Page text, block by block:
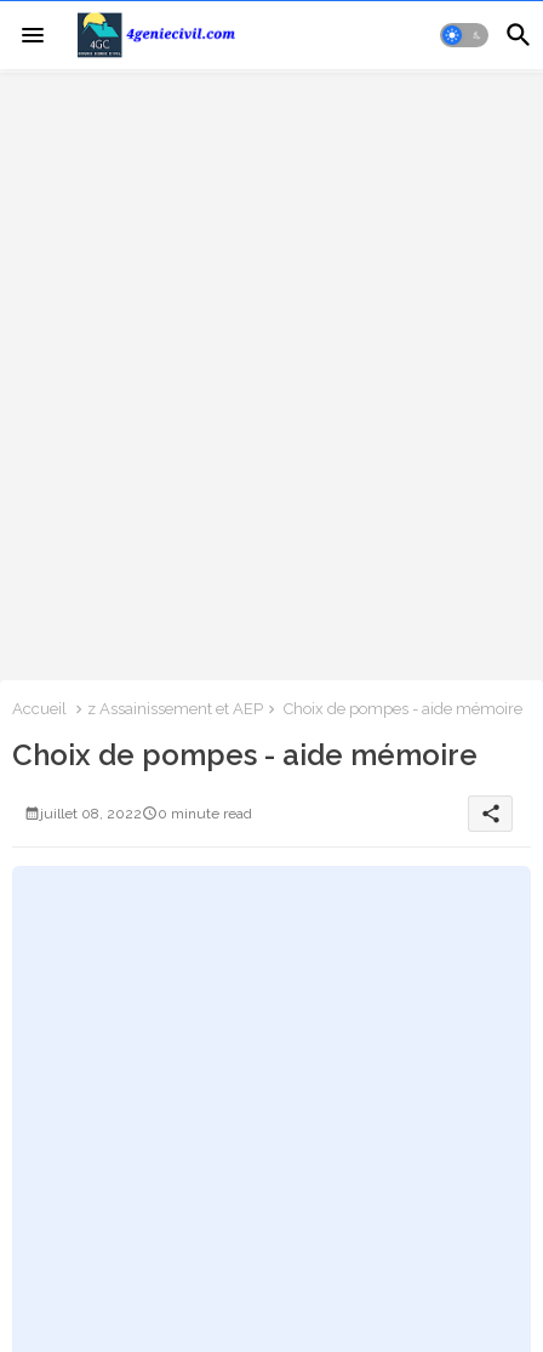
Accueil z Assainissement et AEP Choix de pompes - aide mémoire
Choix de pompes - aide mémoire
juillet 08, 2022 0 minute read share